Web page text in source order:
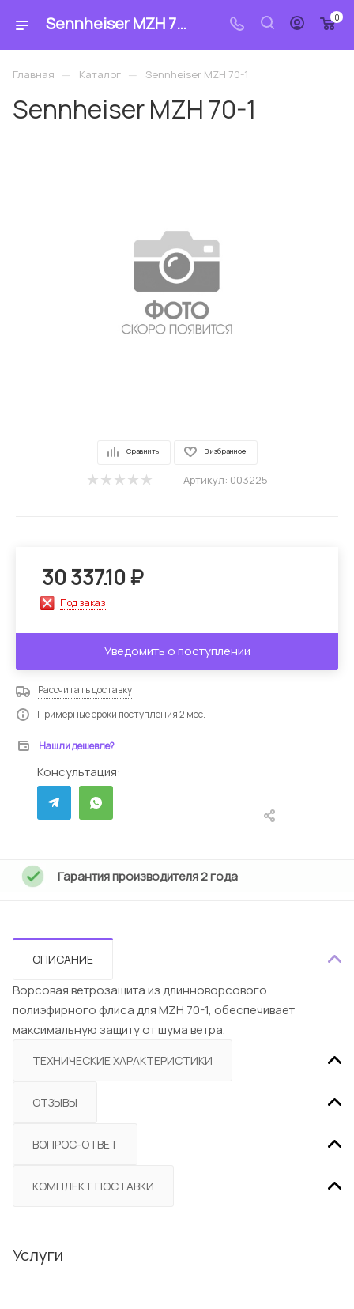
Sennheiser MZH 70-1: купить по цене 29 118.89 ₽ в магазине «MrCable» 0
Главная — Каталог — Sennheiser MZH 70-1
Sennheiser MZH 70-1
В избранное
Сравнить
Артикул: 003225
Гарантия производителя 2 года
30 337.10₽
Под заказ
Уведомить о поступлении
Рассчитать доставку
Примерные сроки поступления 2 мес.
Нашли дешевле?
Консультация:
ОПИСАНИЕ
Ворсовая ветрозащита из длинноворсового
полиэфирного флиса для MZH 70-1, обеспечивает
максимальную защиту от шума ветра.
ТЕХНИЧЕСКИЕ ХАРАКТЕРИСТИКИ
ОТЗЫВЫ
ВОПРОС-ОТВЕТ
КОМПЛЕКТ ПОСТАВКИ
Услуги